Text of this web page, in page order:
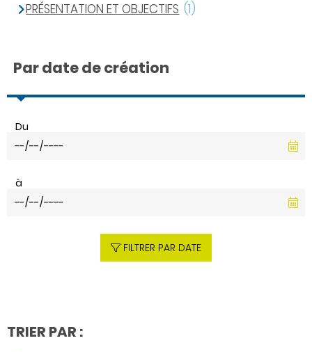
PRÉSENTATION ET OBJECTIFS (1)
Par date de création
Du
à
FILTRER PAR DATE
TRIER PAR :